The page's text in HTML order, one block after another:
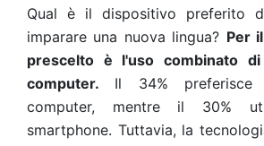
Qual è il dispositivo preferito
imparare una nuova lingua? Per
prescelto è l'uso combinato
computer. Il 34%
computer, mentre il 30%
smartphone. Tuttavia, la